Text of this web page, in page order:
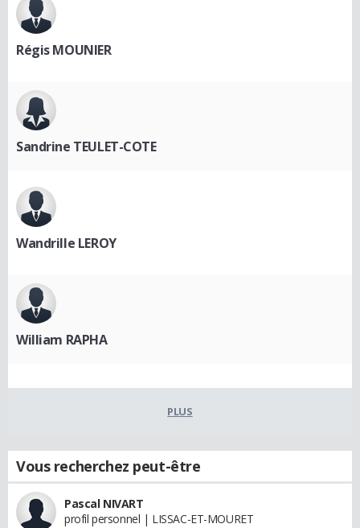
Régis MOUNIER
Sandrine TEULET-COTE
Wandrille LEROY
William RAPHA
PLUS
Vous recherchez peut-être
Pascal NIVART
profil personnel | LISSAC-ET-MOURET